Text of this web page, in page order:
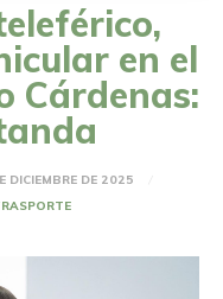
en el
Cárdenas:
DICIEMBRE DE 2025